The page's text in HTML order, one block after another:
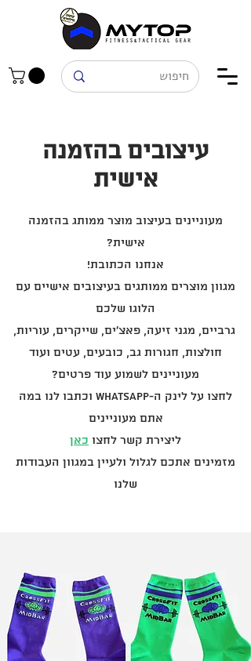
עיצובים בהזמנה
אישית
מעוניינים בעיצוב מוצר ממותג בהזמנה
אישית?
אנחנו הכתובת!
מגוון מוצרים ממותגים בעיצובים אישיים עם
הלוגו שלכם
גרביים, מגני זיעה, פאצ'ים, שייקרים, עוריות,
חולצות, חגורות גב, כובעים, עטים ועוד
מעוניינים לשמוע עוד פרטים?
לחצו על לינק ה-Whatsapp וכתבו לנו במה
אתם מעוניינים
ליצירת קשר לחצו כאן
מזמינים אתכם לגלול ולעיין במגוון העבודות
שלנו